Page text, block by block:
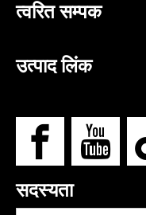
त्वरित सम्पक
उत्पाद लिंक
सदस्यता